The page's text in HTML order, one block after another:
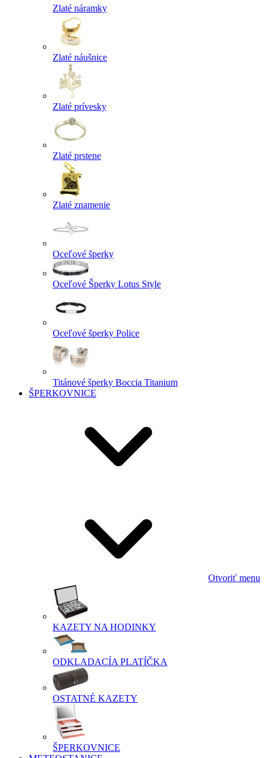
Zlaté náramky
Zlaté náušnice
Zlaté prívesky
Zlaté prstene
Zlaté znamenie
Oceľové šperky
Oceľové Šperky Lotus Style
Oceľové šperky Police
Titánové šperky Boccia Titanium
ŠPERKOVNICE
Otvoriť menu
KAZETY NA HODINKY
ODKLADACÍA PLATÍČKA
OSTATNÉ KAZETY
ŠPERKOVNICE